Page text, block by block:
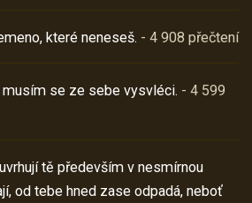
které neneseš. - 4 908 přečtení
se ze sebe vysvléci. - 4 599
tě především v nesmírnou
od tebe hned zase odpadá, neboť